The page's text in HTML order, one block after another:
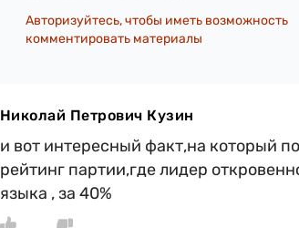
Авторизуйтесь, чтобы иметь возможность
комментировать материалы
Николай Петрович Кузин
и вот интересный факт,на который
рейтинг партии,где лидер
языка , за 40%